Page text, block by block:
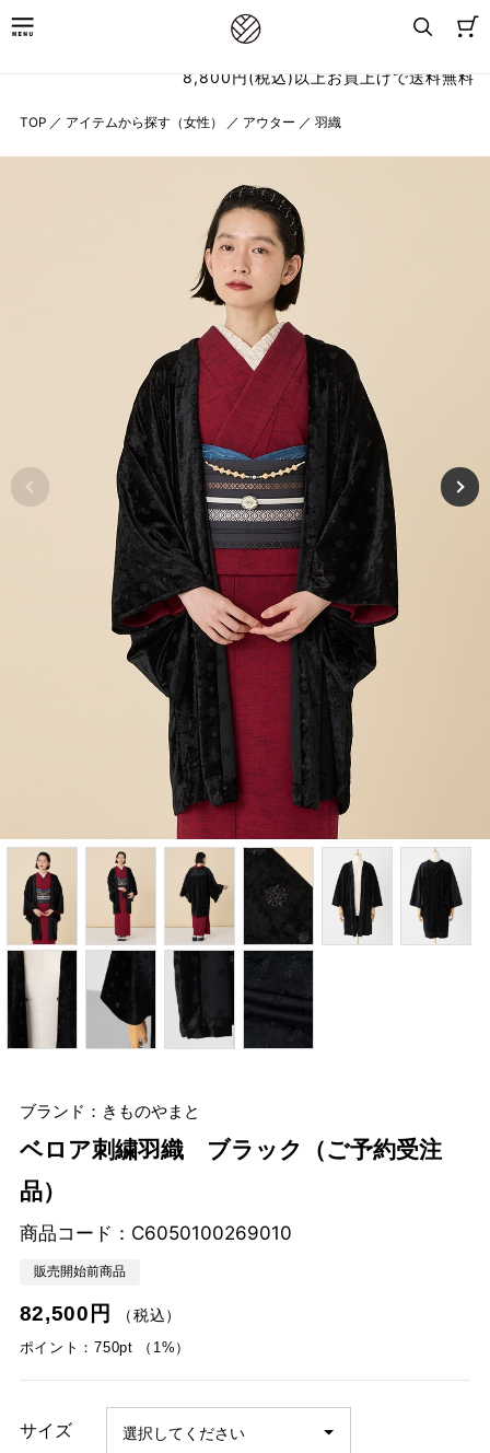
8,800円(税込)以上お買上げで送料無料
TOP ／ アイテムから探す（女性） ／ アウター ／ 羽織
ブランド：きものやまと
ベロア刺繍羽織 ブラック（ご予約受注
品）
商品コード： C6050100269010
販売開始前商品
82,500円 （税込）
ポイント：750pt （1%）
サイズ